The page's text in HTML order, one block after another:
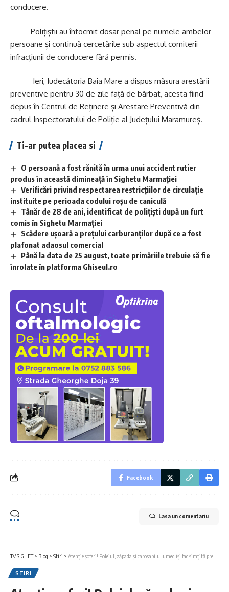
conducere.
Polițiștii au întocmit dosar penal pe numele ambelor
persoane și continuă cercetările sub aspectul comiterii
infracțiunii de conducere fără permis.
Ieri, Judecătoria Baia Mare a dispus măsura arestării
preventive pentru 30 de zile față de bărbat, acesta fiind
depus în Centrul de Reținere și Arestare Preventivă din
cadrul Inspectoratului de Poliție al Județului Maramureș.
Ti-ar putea placea si
O persoană a fost rănită în urma unui accident rutier
produs în această dimineață în Sighetu Marmației
Verificări privind respectarea restricțiilor de circulație
instituite pe perioada codului roșu de caniculă
Tânăr de 28 de ani, identificat de polițiști după un furt
comis în Sighetu Marmației
Scădere ușoară a prețului carburanților după ce a fost
plafonat adaosul comercial
Până la data de 25 august, toate primăriile trebuie să fie
înrolate în platforma Ghiseul.ro
Facebook
Lasa un comentariu
TV SIGHET> Blog > Stiri > Atenție șoferi! Poleiul, zăpada și carosabilul umed își fac simțită prezența
STIRI